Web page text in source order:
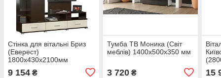
Стінка для вітальні Бриз
(Еверест)
1800х430х2100мм
9 154 ₴
Тумба ТВ Моника (Світ
меблів) 1400х500х350 мм
3 720₴ 15